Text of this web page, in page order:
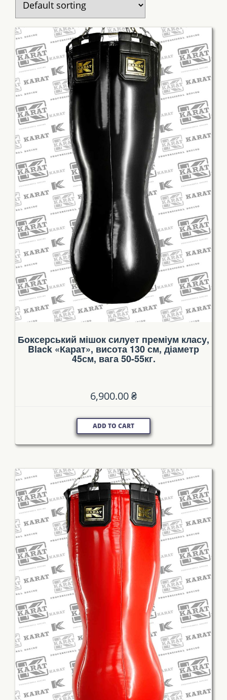
Боксерський мішок силует преміум класу,
Black «Карат», висота 130 см, діаметр
45см, вага 50-55кг.
6,900.00₴
ADD TO CART